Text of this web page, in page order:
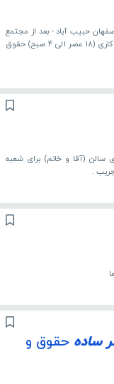
حبیب آباد - بعد از مجتمع
قصر صنعت - بلافصله دست راست - سوله نارنجی رنگ ساعات کاری (18 عصر الی 4 صبح) حقوق
دار (خانم) برای شعبه سروش 4.نیروی سالن (آقا و خانم) برای شعبه
.
ساده حقوق و